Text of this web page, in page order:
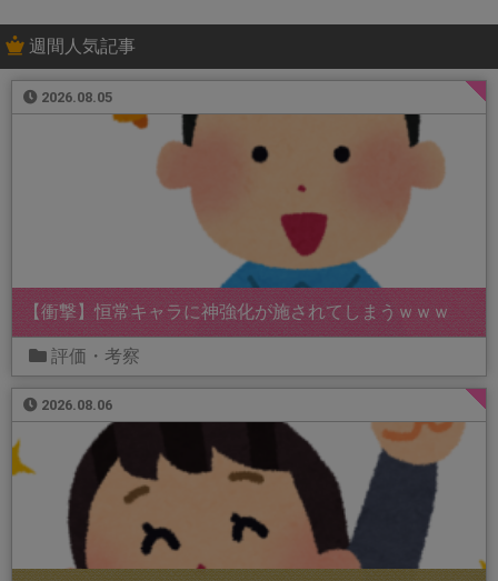
週間人気記事
2026.08.05
【衝撃】恒常キャラに神強化が施されてしまうｗｗｗ
評価・考察
2026.08.06